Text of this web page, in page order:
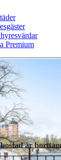
Premium
är